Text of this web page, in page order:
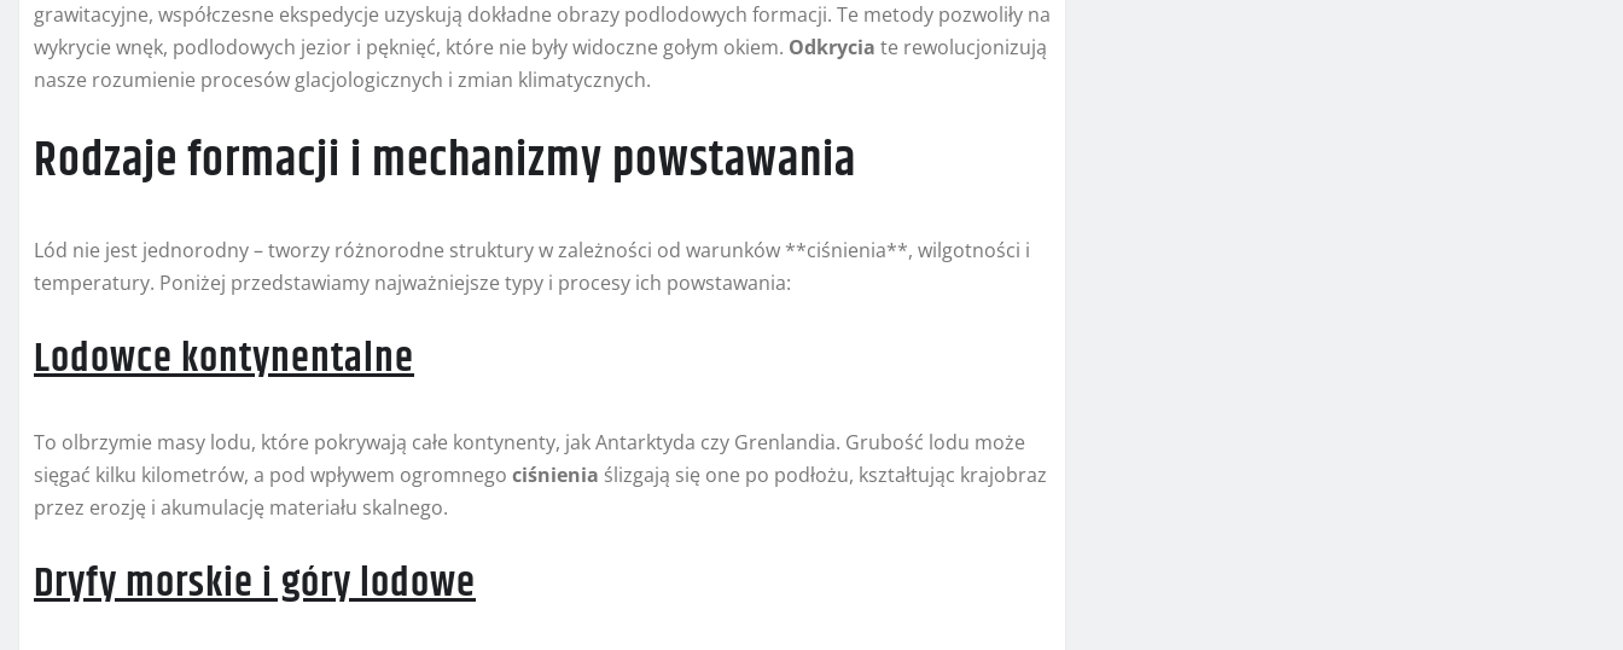
grawitacyjne, współczesne ekspedycje uzyskują dokładne obrazy podlodowych formacji. Te metody pozwoliły na
wykrycie wnęk, podlodowych jezior i pęknięć, które nie były widoczne gołym okiem. Odkrycia te rewolucjonizują
nasze rozumienie procesów glacjologicznych i zmian klimatycznych.
Rodzaje formacji i mechanizmy powstawania
Lód nie jest jednorodny – tworzy różnorodne struktury w zależności od warunków **ciśnienia**, wilgotności i
temperatury. Poniżej przedstawiamy najważniejsze typy i procesy ich powstawania:
Lodowce kontynentalne
To olbrzymie masy lodu, które pokrywają całe kontynenty, jak Antarktyda czy Grenlandia. Grubość lodu może
sięgać kilku kilometrów, a pod wpływem ogromnego ciśnienia ślizgają się one po podłożu, kształtując krajobraz
przez erozję i akumulację materiału skalnego.
Dryfy morskie i góry lodowe